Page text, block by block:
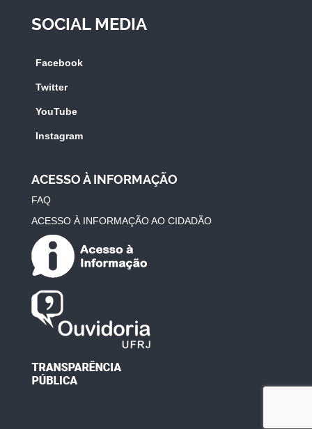
SOCIAL MEDIA
Facebook
Twitter
YouTube
Instagram
ACESSO À INFORMAÇÃO
FAQ
ACESSO À INFORMAÇÃO AO CIDADÃO